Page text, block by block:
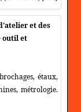
et des
outil et
étaux,
métrologie.